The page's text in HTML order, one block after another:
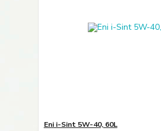
Eni i-Sint 5W-40, 60L